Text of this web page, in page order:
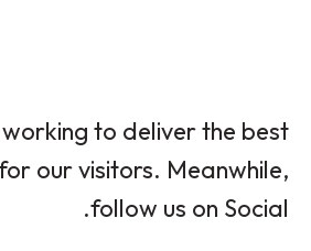
to deliver the best
our visitors. Meanwhile,
follow us on Social.